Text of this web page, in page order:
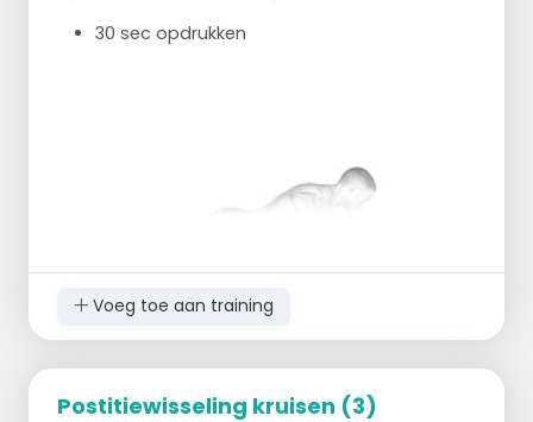
30 sec opdrukken
Voeg toe aan training
Postitiewisseling kruisen (3)